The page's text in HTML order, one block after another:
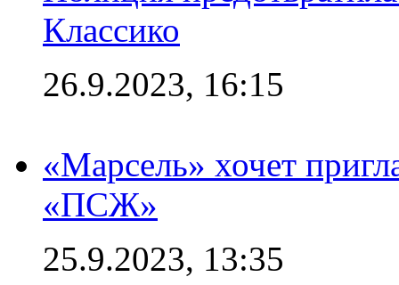
Классико
26.9.2023, 16:15
«Марсель» хочет
«ПСЖ»
25.9.2023, 13:35